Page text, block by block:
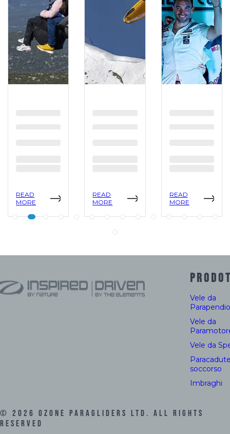
READ
MORE
READ
MORE
READ
MORE
Vele da
Parapendio
Vele da
Vele da
soccorso
Imbraghi
© 2026 Ozone Paragliders LTD. All Rights
Reserved